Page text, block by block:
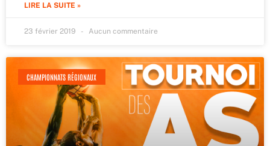
LIRE LA SUITE »
23 février 2019 Aucun commentaire
CHAMPIONNATS RÉGIONAUX